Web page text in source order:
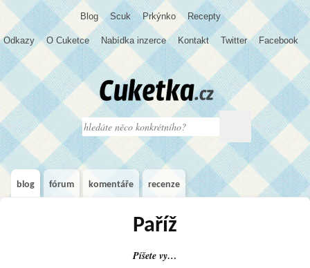
Blog Scuk Prkýnko Recepty
Odkazy O Cuketce Nabídka inzerce Kontakt Twitter Facebook
blog fórum komentáře recenze
Paříž
Píšete vy…